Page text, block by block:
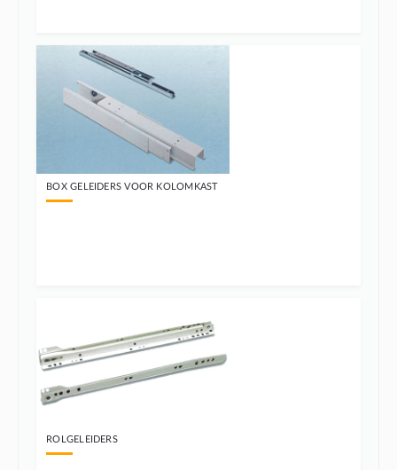
BOX GELEIDERS VOOR KOLOMKAST
ROLGELEIDERS